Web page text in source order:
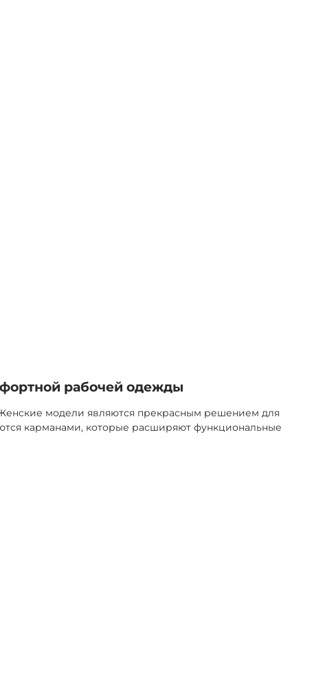
рабочей одежды
модели являются прекрасным решением для
карманами, которые расширяют функциональные